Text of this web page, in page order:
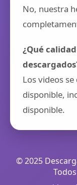
No, nuestra
¿Qué
Los videos
disponible,
disponible.
© 2025